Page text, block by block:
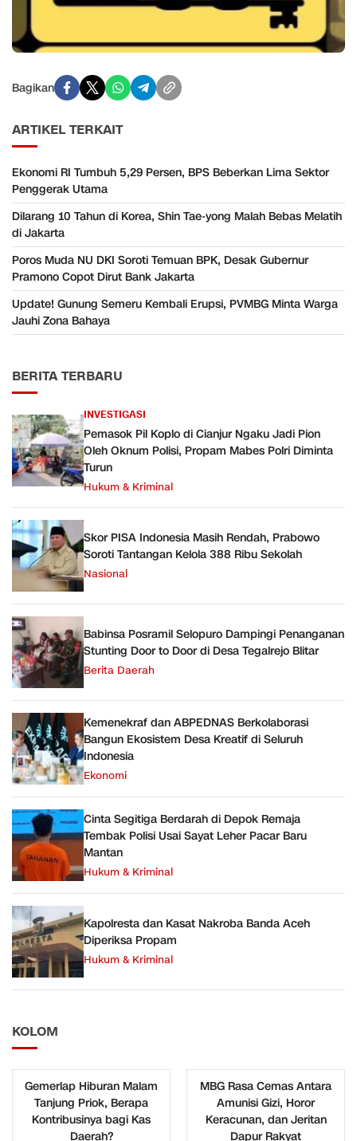
Bagikan
ARTIKEL TERKAIT
Ekonomi RI Tumbuh 5,29 Persen, BPS Beberkan Lima Sektor
Penggerak Utama
Dilarang 10 Tahun di Korea, Shin Tae-yong Malah Bebas Melatih
di Jakarta
Poros Muda NU DKI Soroti Temuan BPK, Desak Gubernur
Pramono Copot Dirut Bank Jakarta
Update! Gunung Semeru Kembali Erupsi, PVMBG Minta Warga
Jauhi Zona Bahaya
BERITA TERBARU
INVESTIGASI
Pemasok Pil Koplo di Cianjur Ngaku Jadi Pion
Oleh Oknum Polisi, Propam Mabes Polri Diminta
Turun
Hukum & Kriminal
Skor PISA Indonesia Masih Rendah, Prabowo
Soroti Tantangan Kelola 388 Ribu Sekolah
Nasional
Babinsa Posramil Selopuro Dampingi Penanganan
Stunting Door to Door di Desa Tegalrejo Blitar
Berita Daerah
Kemenekraf dan ABPEDNAS Berkolaborasi
Bangun Ekosistem Desa Kreatif di Seluruh
Indonesia
Ekonomi
Cinta Segitiga Berdarah di Depok Remaja
Tembak Polisi Usai Sayat Leher Pacar Baru
Mantan
Hukum & Kriminal
Kapolresta dan Kasat Nakroba Banda Aceh
Diperiksa Propam
Hukum & Kriminal
KOLOM
Gemerlap Hiburan Malam
Tanjung Priok, Berapa
Kontribusinya bagi Kas
Daerah?
MBG Rasa Cemas Antara
Amunisi Gizi, Horor
Keracunan, dan Jeritan
Dapur Rakyat